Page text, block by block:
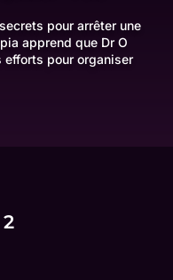
pour arrêter une
apprend que Dr O
pour organiser